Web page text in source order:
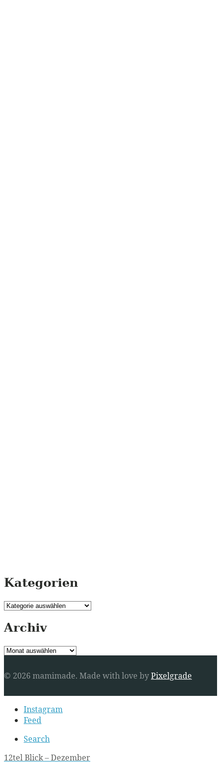
Kategorien
Kategorien
Archiv
Archiv
© 2026 mamimade. Made with love byPixelgrade
Secondary
navigationInstagram
Feed
Search
Post
12tel Blick – Dezember